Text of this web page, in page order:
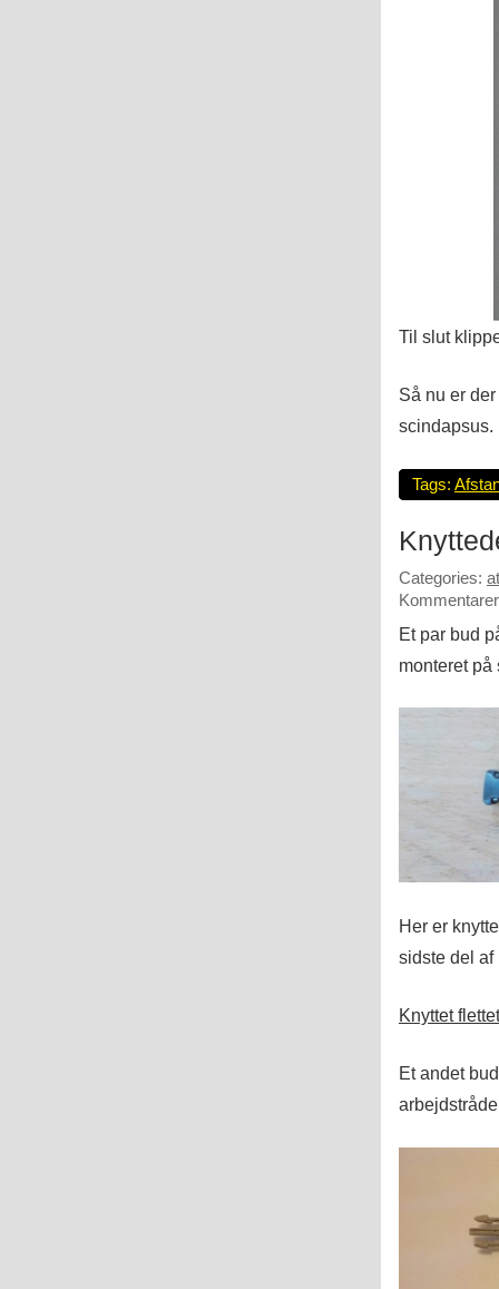
Til slut
Så nu er
scindapsus.
Tags:
Categories:
Et par bud
monteret
Her er
sidste del
Knyttet
Et andet